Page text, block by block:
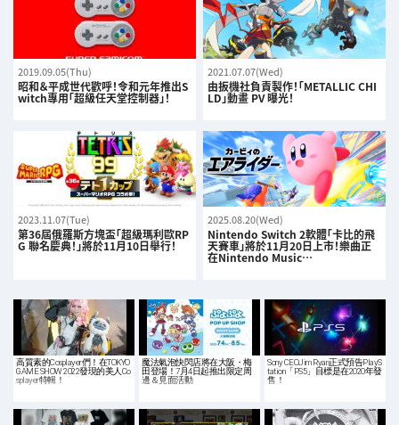
2019.09.05(Thu)
昭和＆平成世代歡呼！令和元年推出S
witch專用「超級任天堂控制器」！
2021.07.07(Wed)
由扳機社負責製作！「METALLIC CHI
LD」動畫 PV 曝光！
2023.11.07(Tue)
第36屆俄羅斯方塊盃「超級瑪利歐RP
G 聯名慶典！」將於11月10日舉行！
2025.08.20(Wed)
Nintendo Switch 2軟體「卡比的飛
天賽車」將於11月20日上市！樂曲正
在Nintendo Music…
高質素的Cosplayer們！在TOKYO
GAME SHOW 2022發現的美人Co
splayer特輯！
魔法氣泡快閃店將在大阪・梅
田登場！7月4日起推出限定周
邊＆見面活動
Sony CEOJim Ryan正式預告PlayS
tation「PS5」目標是在2020年發
售！